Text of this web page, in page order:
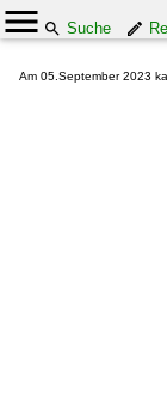
Suche
Am 05.September 2023